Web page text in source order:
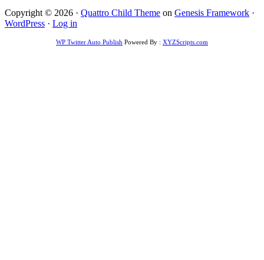
Copyright © 2026 · Quattro Child Theme on Genesis Framework ·
WordPress · Log in
WP Twitter Auto Publish Powered By : XYZScripts.com